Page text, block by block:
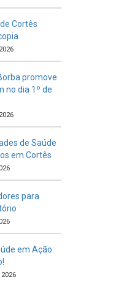
Cortês
promove
no dia 1º de
de Saúde
em Cortês
para
em Ação: